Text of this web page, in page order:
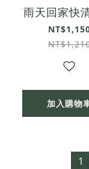
雨天回家快
加入購物
1